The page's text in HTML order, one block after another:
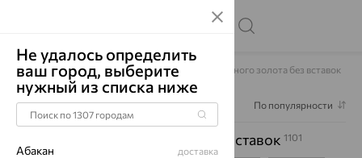
Главная Каталог Серьги Серьги из красного золота без вставок
Фильтр 2 По популярности
Серьги из красного золота без вставок 1101
Не удалось определить
ваш город, выберите
нужный из списка ниже
Абакан доставка